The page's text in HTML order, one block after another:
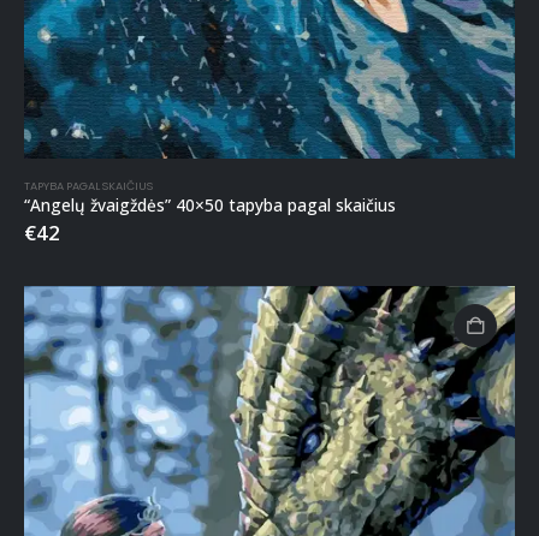
TAPYBA PAGAL SKAIČIUS
“Angelų žvaigždės” 40×50 tapyba pagal skaičius
€42